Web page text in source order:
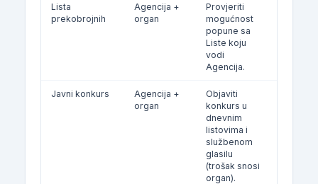
Lista
prekobrojnih
Agencija +
organ
Provjeriti
mogućnost
popune sa
Liste koju
vodi
Agencija.
Javni konkurs
Agencija +
organ
Objaviti
konkurs u
dnevnim
listovima i
službenom
glasilu
(trošak snosi
organ).